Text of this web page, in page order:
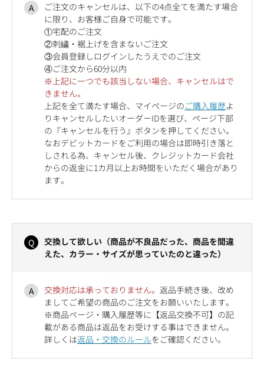
ご注文のキャンセルは、以下の4点全てを満たす場合
に限り、お客様ご自身で可能です。
①宅配のご注文
②刺繍・裾上げを含まないご注文
③会員登録しログインしたうえでのご注文
④ご注文から60分以内
※上記に一つでも該当しない場合、キャンセルはで
きません。
上記を全て満たす場合、マイページのご購入履歴よ
りキャンセルしたいオーダーIDを選び、ページ下部
の『キャンセルを行う』ボタンを押してください。
なおデビットカードをご利用の場合は即時引き落と
しされる為、キャンセル後、クレジットカード会社
からの返金に1カ月以上お時間をいただく場合があり
ます。
交換して欲しい（商品が不良品だった、商品を間違
えた、カラー・サイズが思っていたのと違った）
交換対応は承っておりません。 返品手続き後、改め
ましてご希望の商品のご注文をお願いいたします。
※商品ページ・購入履歴等に【返品交換不可】の記
載がある商品は返品をお受けする事はできません。
詳しくは返品・交換のルールをご確認ください。